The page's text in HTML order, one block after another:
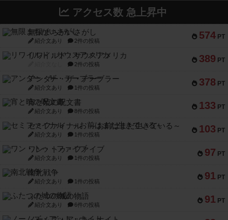
アクセス数 急上昇中
574 PT
無限まちがいさがし
紹介文あり 2件の投稿
389 PT
リワイルド：サウスアメリカ
2件の投稿
378 PT
アンダー・ザ・テーブラー
紹介文あり 1件の投稿
133 PT
宵と暁の呪文書
紹介文あり 8件の投稿
103 PT
セミファイナル ～お前はまだ生きている～
紹介文あり 1件の投稿
97 PT
ワン・トゥ・ファイブ
紹介文あり 1件の投稿
91 PT
南北戦争
紹介文あり 1件の投稿
91 PT
ふたつの城の物語
紹介文あり 6件の投稿